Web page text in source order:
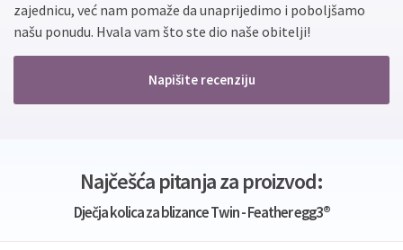
zajednicu, već nam pomaže da unaprijedimo i poboljšamo
našu ponudu. Hvala vam što ste dio naše obitelji!
Napišite recenziju
Najčešća pitanja za proizvod:
Dječja kolica za blizance Twin - Feather egg3®